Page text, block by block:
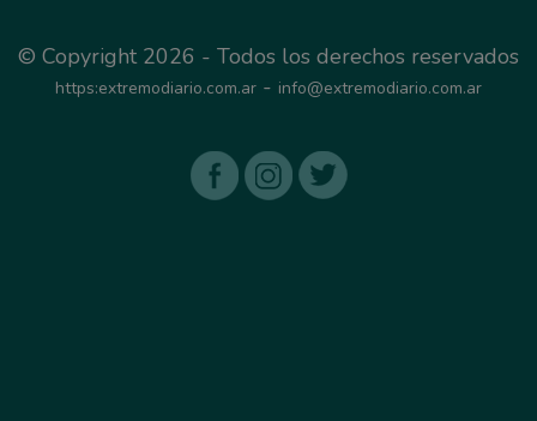
© Copyright 2026 - Todos los derechos reservados
https:extremodiario.com.ar - info@extremodiario.com.ar